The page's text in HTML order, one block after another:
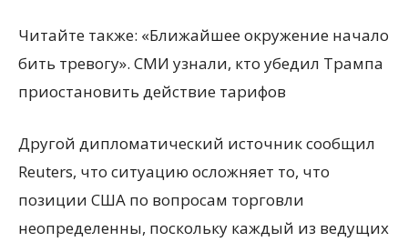
Читайте также: «Ближайшее окружение начало
бить тревогу». СМИ узнали, кто убедил Трампа
приостановить действие тарифов
Другой дипломатический источник сообщил
Reuters, что ситуацию осложняет то, что
позиции США по вопросам торговли
неопределенны, поскольку каждый из ведущих